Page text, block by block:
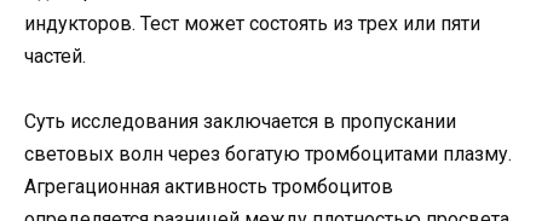
индукторов. Тест может состоять из трех или пяти
частей.
Суть исследования заключается в пропускании
световых волн через богатую тромбоцитами плазму.
Агрегационная активность тромбоцитов